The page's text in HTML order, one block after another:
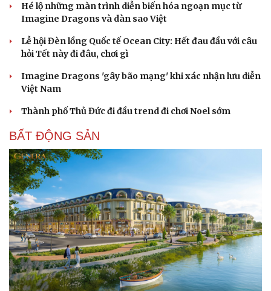
Hé lộ những màn trình diễn biến hóa ngoạn mục từ
Imagine Dragons và dàn sao Việt
Lễ hội Đèn lồng Quốc tế Ocean City: Hết đau đầu với câu
hỏi Tết này đi đâu, chơi gì
Imagine Dragons 'gây bão mạng' khi xác nhận lưu diễn
Việt Nam
Thành phố Thủ Đức đi đầu trend đi chơi Noel sớm
BẤT ĐỘNG SẢN